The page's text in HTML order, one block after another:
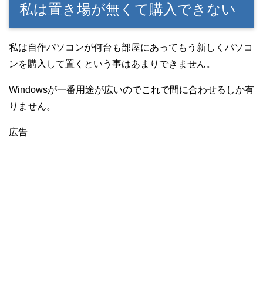
私は置き場が無くて購入できない
私は自作パソコンが何台も部屋にあってもう新しくパソコ
ンを購入して置くという事はあまりできません。
Windowsが一番用途が広いのでこれで間に合わせるしか有
りません。
広告